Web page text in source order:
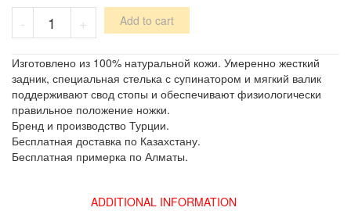
-
07
quantity
+ Add to cart
Изготовлено из 100% натуральной кожи. Умеренно жесткий
задник, специальная стелька с супинатором и мягкий валик
поддерживают свод стопы и обеспечивают физиологически
правильное положение ножки.
Бренд и производство Турции.
Бесплатная доставка по Казахстану.
Бесплатная примерка по Алматы.
ADDITIONAL INFORMATION